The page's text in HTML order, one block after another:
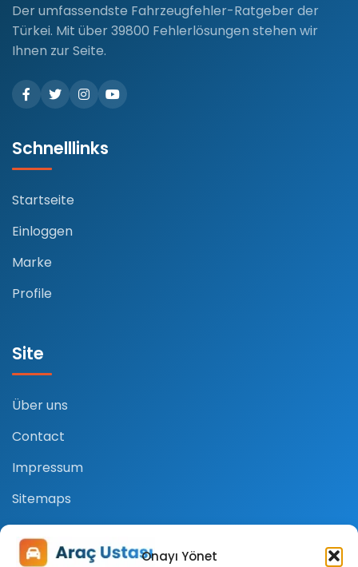
Onayı Yönet
Der umfassendste Fahrzeugfehler-Ratgeber der
Türkei. Mit über 39800 Fehlerlösungen stehen wir
Ihnen zur Seite.
Schnelllinks
Startseite
Einloggen
Marke
Profile
Site
Über uns
Contact
Impressum
Sitemaps
Kontakt